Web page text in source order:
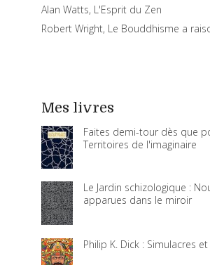
Alan Watts, L'Esprit du Zen
Robert Wright, Le Bouddhisme a
Mes livres
Faites demi-tour dès que
Territoires de l'imaginaire
Le Jardin schizologique :
apparues dans le miroir
Philip K. Dick : Simulacres